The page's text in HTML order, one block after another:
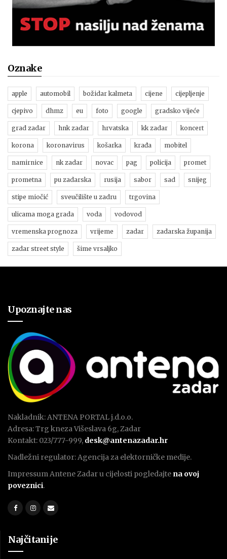
Oznake
apple automobil božidar kalmeta cijene cijepljenje
cjepivo dhmz eu foto google gradsko vijeće
grad zadar hnk zadar hrvatska kk zadar koncert
korona koronavirus košarka krađa mobitel
namirnice nk zadar novac pag policija promet
prometna pu zadarska rusija sabor sad snijeg
stipe miočić sveučilište u zadru trgovina
ulicama moga grada voda vodovod
vremenska prognoza vrijeme zadar zadarska županija
zadar street style šime vrsaljko
Upoznajte nas
Nakladnik: ANTENA PORTAL j.d.o.o.
Adresa: Trg kneza Višeslava 6g, Zadar
Kontakt: 023/777-999, desk@antenazadar.hr
Nadležni regulator: Agencija za elektorničke medije.
Impressum Antene Zadar u cijelosti pogledajte na ovoj
poveznici.
Najčitanije